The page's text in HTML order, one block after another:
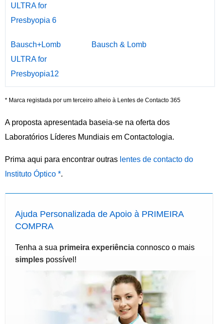
ULTRA for
Presbyopia 6
Bausch+Lomb
ULTRA for
Presbyopia12
Bausch & Lomb
* Marca registada por um terceiro alheio à Lentes de Contacto 365
A proposta apresentada baseia-se na oferta dos
Laboratórios Líderes Mundiais em Contactologia.
Prima aqui para encontrar outras lentes de contacto do
Instituto Óptico *.
Ajuda Personalizada de Apoio à PRIMEIRA
COMPRA
Tenha a sua primeira experiência connosco o mais
simples possível!